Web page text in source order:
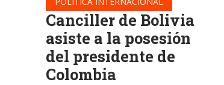
Canciller de Bolivia
asiste a la posesión
del presidente de
Colombia